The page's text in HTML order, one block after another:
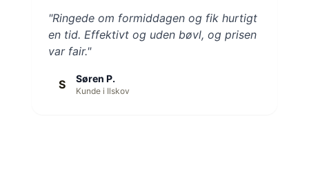
"Ringede om formiddagen og fik hurtigt
en tid. Effektivt og uden bøvl, og prisen
var fair."
S Søren P.
Kunde i Ilskov